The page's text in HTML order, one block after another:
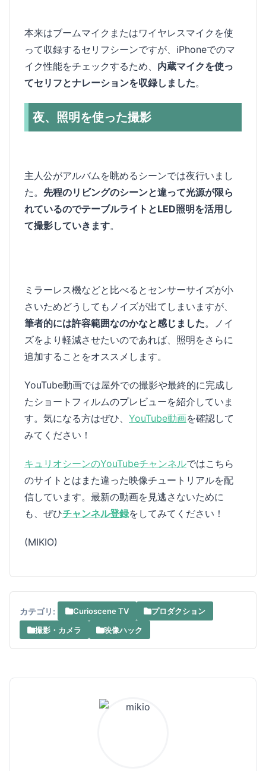
本来はブームマイクまたはワイヤレスマイクを使
って収録するセリフシーンですが、iPhoneでのマ
イク性能をチェックするため、 内蔵マイクを使っ
てセリフとナレーションを収録しました。
夜、照明を使った撮影
主人公がアルバムを眺めるシーンでは夜行いまし
た。 先程のリビングのシーンと違って光源が限ら
れているのでテーブルライトとLED照明を活用し
て撮影していきます。
ミラーレス機などと比べるとセンサーサイズが小
さいためどうしてもノイズが出てしまいますが、
筆者的には許容範囲なのかなと感じました。ノイ
ズをより軽減させたいのであれば、照明をさらに
追加することをオススメします。
YouTube動画では屋外での撮影や最終的に完成し
たショートフィルムのプレビューを紹介していま
す。気になる方はぜひ、 YouTube動画を確認して
みてください！
キュリオシーンのYouTubeチャンネルではこちら
のサイトとはまた違った映像チュートリアルを配
信しています。最新の動画を見逃さないために
も、ぜひチャンネル登録をしてみてください！
(MIKIO)
カテゴリ: Curioscene TV
プロダクション
撮影・カメラ
映像ハック